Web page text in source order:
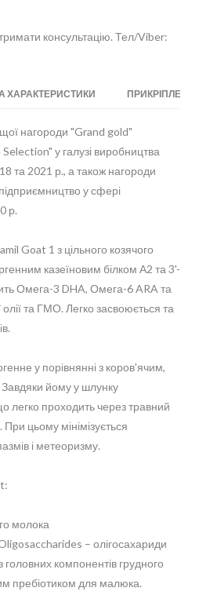
консультацію. Тел/Viber:
ХАРАКТЕРИСТИКИ ПРИКРІПЛЕНІ
нагороди "Grand gold"
у галузі виробництва
та 2021 р., а також нагороди
у сфері
р.
Goat 1 з цільного козячого
казеїновим білком А2 та 3'-
Омега-3 DHA, Омега-6 ARA та
та ГМО. Легко засвоюється та
у порівнянні з коров'ячим,
Завдяки йому у шлунку
легко проходить через травний
цьому мінімізується
і метеоризму.
молока
– олігосахариди
компонентів грудного
пребіотиком для малюка.